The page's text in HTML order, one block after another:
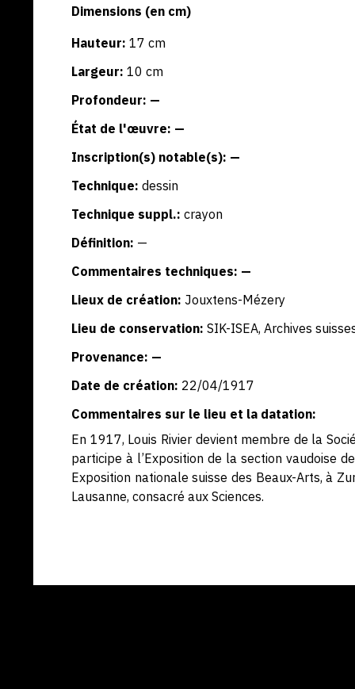
Dimensions (en cm)
Hauteur: 17 cm
Largeur: 10 cm
Profondeur: —
État de l'œuvre: —
Inscription(s) notable(s): —
Technique: dessin
Technique suppl.: crayon
Définition: —
Commentaires techniques: —
Lieux de création: Jouxtens-Mézery
Lieu de conservation: SIK-ISEA, Archives
Provenance: —
Date de création: 22/04/1917
Commentaires sur le lieu et la datation:
En 1917, Louis Rivier devient membre de la
participe à l’Exposition de la section vaudoise
Exposition nationale suisse des Beaux-Arts, à
Lausanne, consacré aux Sciences.